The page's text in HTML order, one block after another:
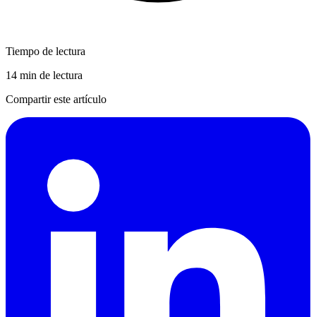
Tiempo de lectura
14 min de lectura
Compartir este artículo